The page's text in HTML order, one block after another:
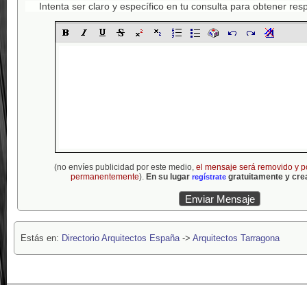
Intenta ser claro y específico en tu consulta para obtener
(no envíes publicidad por este medio, el mensaje será removido y
permanentemente). En su lugar regístrategratuitamente y
Estás en: Directorio Arquitectos España-> Arquitectos Tarragona